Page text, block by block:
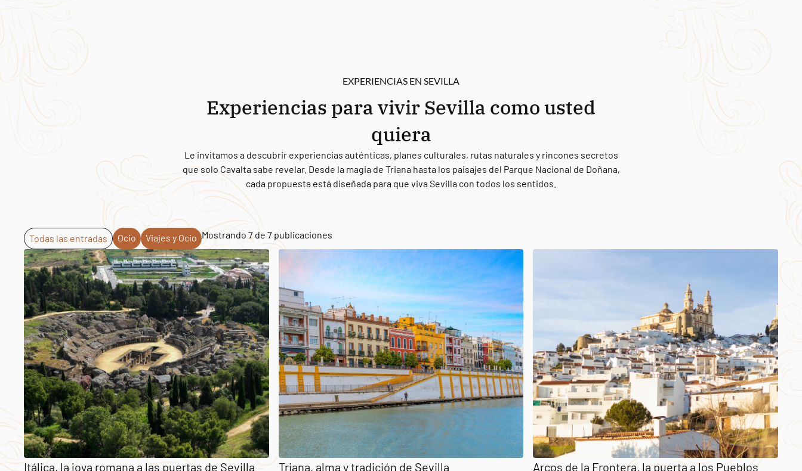
EXPERIENCIAS EN SEVILLA
Experiencias para vivir Sevilla como usted
quiera
Le invitamos a descubrir experiencias auténticas, planes culturales, rutas naturales y rincones secretos
que solo Cavalta sabe revelar. Desde la magia de Triana hasta los paisajes del Parque Nacional de Doñana,
cada propuesta está diseñada para que viva Sevilla con todos los sentidos.
Todas las entradas Ocio Viajes y Ocio Mostrando 7 de 7 publicaciones
Itálica, la joya romana a las puertas de Sevilla Triana, alma y tradición de Sevilla
Arcos de la Frontera, la puerta a los Pueblos